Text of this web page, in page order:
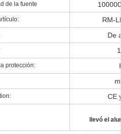
de la fuente
RM-
De
protección:
CE
llevó el